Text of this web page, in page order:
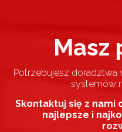
Masz
Potrzebujesz doradztwa
systemów
Skontaktuj się z nami
najlepsze i